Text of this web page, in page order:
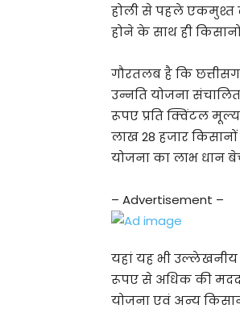
होली से पहले एकमुश्त
होने के साथ ही
गौरतलब है कि
उन्नति योजना
रूपए प्रति क्विंटल
लाख 28 हजार
योजना का लाभ धान
– Advertisement –
यहां यह भी
रूपए से अधिक की मदद
योजना एवं अन्य